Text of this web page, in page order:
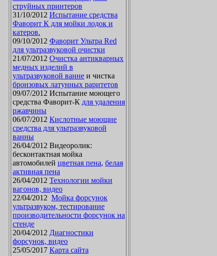
струйных принтеров
31/10/2012 Испытание средства
Фаворит К для мойки лодок и
катеров.
09/10/2012 Фаворит Ультра Red
для ультразвуковой очистки
21/07/2012 Очистка антикварных
медных изделий в
ультразвуковой ванне и чистка
бронзовых латунных раритетов
09/07/2012 Испытание моющего
средства Фаворит-К для удаления
ржавчины
06/07/2012 Кислотные моющие
средства для ультразвуковой
ванны
26/04/2012 Видеоролик:
бесконтактная мойка
автомобилей цветная пена, белая
активная пена
26/04/2012 Технологии мойки
вагонов, видео
22/04/2012 Мойка форсунок
ультразвуком, тестирование
производительности форсунок на
стенде
20/04/2012 Диагностики
форсунок, видео
25/05/2017 Карта сайта